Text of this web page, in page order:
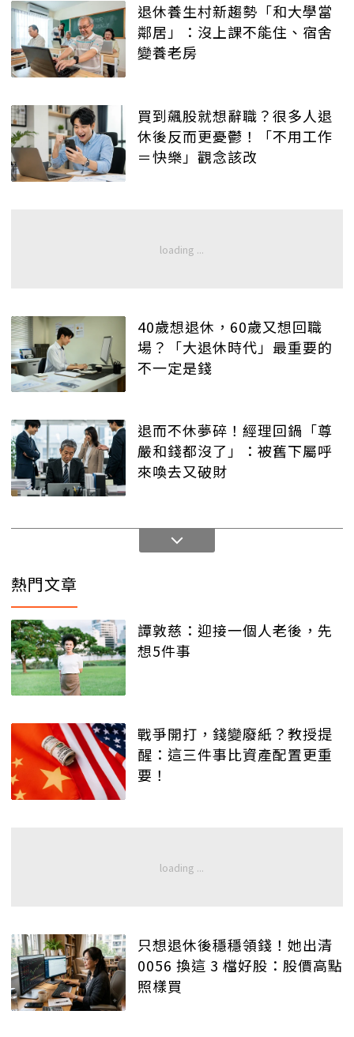
退休養生村新趨勢「和大學當
鄰居」：沒上課不能住、宿舍
變養老房
買到飆股就想辭職？很多人退
休後反而更憂鬱！「不用工作
＝快樂」觀念該改
40歲想退休，60歲又想回職
場？「大退休時代」最重要的
不一定是錢
退而不休夢碎！經理回鍋「尊
嚴和錢都沒了」：被舊下屬呼
來喚去又破財
熱門文章
譚敦慈：迎接一個人老後，先
想5件事
戰爭開打，錢變廢紙？教授提
醒：這三件事比資產配置更重
要！
只想退休後穩穩領錢！她出清
0056 換這 3 檔好股：股價高點
照樣買